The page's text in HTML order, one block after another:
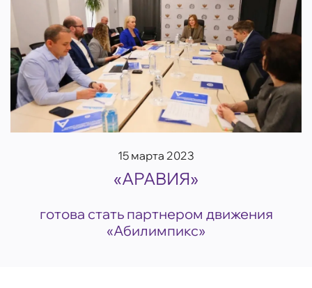
15 марта 2023
«АРАВИЯ»
готова стать партнером движения
«Абилимпикс»